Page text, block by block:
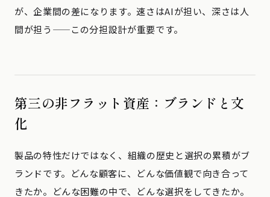
が、企業間の差になります。速さはAIが担い、深さは人
間が担う——この分担設計が重要です。
第三の非フラット資産：ブランドと文
化
製品の特性だけではなく、組織の歴史と選択の累積がブ
ランドです。どんな顧客に、どんな価値観で向き合って
きたか。どんな困難の中で、どんな選択をしてきたか。